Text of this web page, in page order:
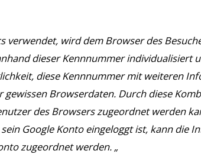
verwendet, wird dem Browser des
dieser Kennnummer individualisiert
diese Kennnummer mit weiteren
Browserdaten. Durch diese
des Browsers zugeordnet werden
Google Konto eingeloggt ist, kann die
zugeordnet werden. „